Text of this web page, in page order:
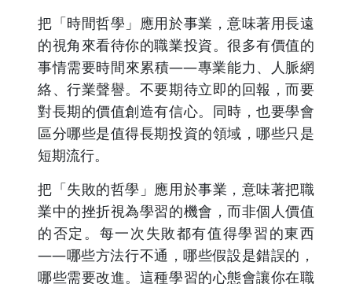
把「時間哲學」應用於事業，意味著用長遠
的視角來看待你的職業投資。很多有價值的
事情需要時間來累積——專業能力、人脈網
絡、行業聲譽。不要期待立即的回報，而要
對長期的價值創造有信心。同時，也要學會
區分哪些是值得長期投資的領域，哪些只是
短期流行。
把「失敗的哲學」應用於事業，意味著把職
業中的挫折視為學習的機會，而非個人價值
的否定。每一次失敗都有值得學習的東西
——哪些方法行不通，哪些假設是錯誤的，
哪些需要改進。這種學習的心態會讓你在職